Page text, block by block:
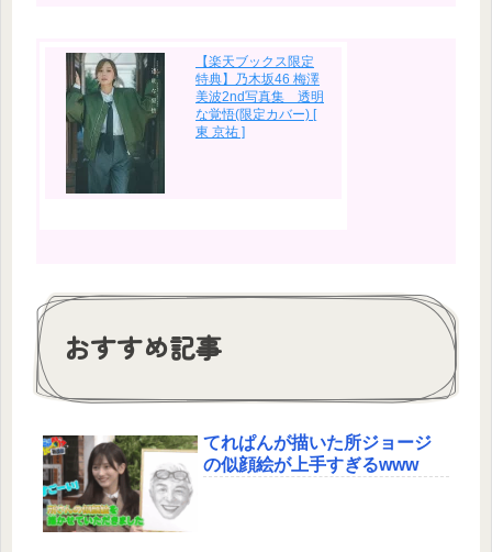
【楽天ブックス限定
特典】乃木坂46 梅澤
美波2nd写真集 透明
な覚悟(限定カバー) [
東 京祐 ]
おすすめ記事
てれぱんが描いた所ジョージ
の似顔絵が上手すぎるwww